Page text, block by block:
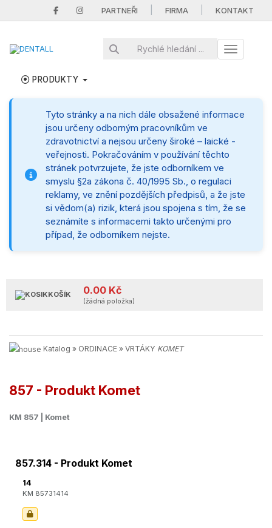
PARTNEŘI FIRMA KONTAKT
Toggle
PRODUKTY
Tyto stránky a na nich dále obsažené informace
jsou určeny odborným pracovníkům ve
zdravotnictví a nejsou určeny široké – laické -
veřejnosti. Pokračováním v používání těchto
stránek potvrzujete, že jste odborníkem ve
smyslu §2a zákona č. 40/1995 Sb., o regulaci
reklamy, ve znění pozdějších předpisů, a že jste
si vědom(a) rizik, která jsou spojena s tím, že se
seznámíte s informacemi takto určenými pro
případ, že odborníkem nejste.
KOŠÍK 0.00 Kč
(žádná položka)
Katalog » ORDINACE » VRTÁKY KOMET
857 - Produkt Komet
KM 857 | Komet
857.314 - Produkt Komet
14
KM 85731414